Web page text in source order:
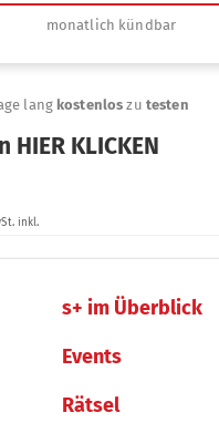
s+ im Überblick
Events
Rätsel